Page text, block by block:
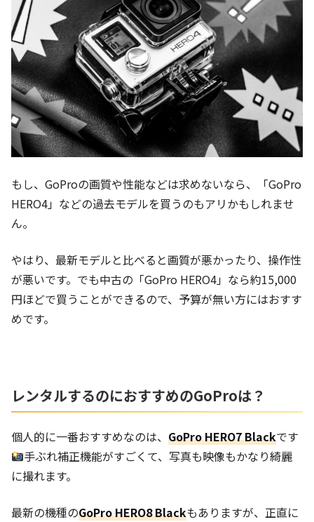
もし、GoProの画質や性能などは求めないなら、「GoPro
HERO4」などの過去モデルを買うのもアリかもしれませ
ん。
やはり、最新モデルと比べると画質が悪かったり、操作性
が悪いです。でも中古の「GoPro HERO4」なら約15,000
円ほどで買うことができるので、予算が無い方にはおすす
めです。
レンタルするのにおすすめのGoProは？
個人的に一番おすすめなのは、 GoPro HERO7 Blackです
手ぶれ補正機能がすごくて、写真も映像もかなり綺麗
に撮れます。
最新の機種のGoPro HERO8 Blackもありますが、正直に